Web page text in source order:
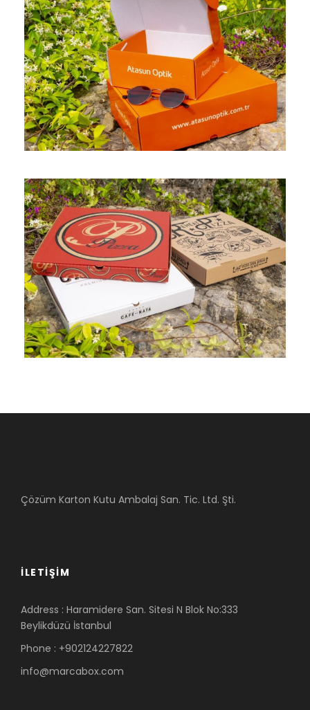
E-ticaret Kutusu
biye / bristol / çekmeceli / demonte
dopel
/ kulp / Ofset / oluklu
Gıda Kutusu
Çözüm Karton Kutu Ambalaj San. Tic. Ltd. Şti.
İLETIŞIM
Address : Haramidere San. Sitesi N Blok No:333
Beylikdüzü İstanbul
Phone : +902124227822
info@marcabox.com